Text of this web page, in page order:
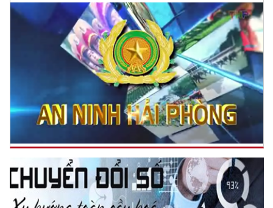
Trích thư Chủ tịch Hồ Chí Minh
gửi Công an Khu XII,
ngày 11 tháng 3 năm 1948.